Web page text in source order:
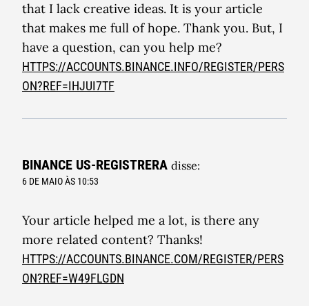
that I lack creative ideas. It is your article
that makes me full of hope. Thank you. But, I
have a question, can you help me?
HTTPS://ACCOUNTS.BINANCE.INFO/REGISTER/PERS
ON?REF=IHJUI7TF
BINANCE US-REGISTRERA disse:
6 DE MAIO ÀS 10:53
Your article helped me a lot, is there any
more related content? Thanks!
HTTPS://ACCOUNTS.BINANCE.COM/REGISTER/PERS
ON?REF=W49FLGDN